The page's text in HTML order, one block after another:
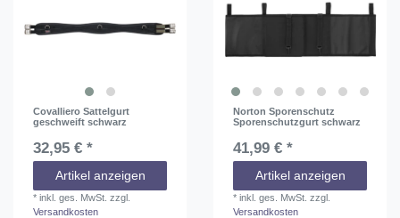
Covalliero Sattelgurt
geschweift schwarz
32,95 € *
Artikel anzeigen
*inkl. ges. MwSt. zzgl.
Versandkosten
Norton Sporenschutz
Sporenschutzgurt schwarz
41,99 € *
Artikel anzeigen
*inkl. ges. MwSt. zzgl.
Versandkosten